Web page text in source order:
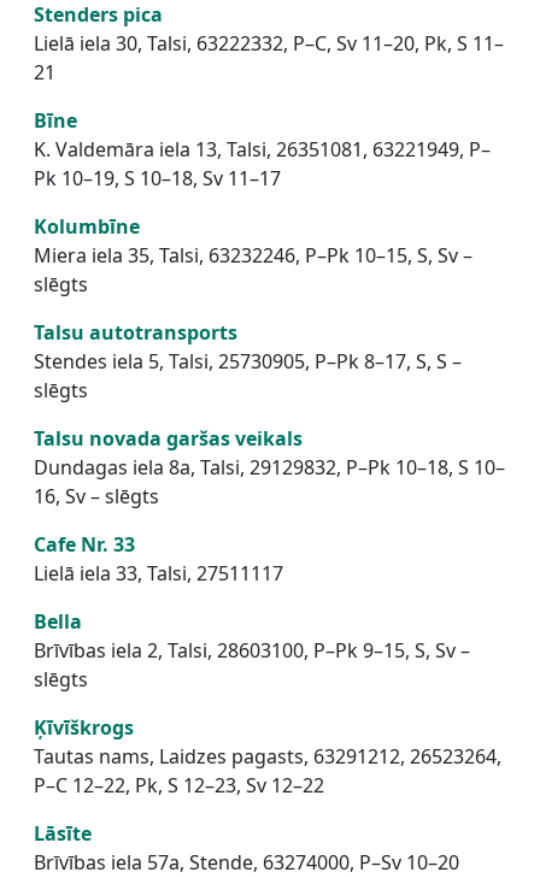
Stenders pica
Lielā iela 30, Talsi, 63222332, P–C, Sv 11–20, Pk, S 11–
21
Bīne
K. Valdemāra iela 13, Talsi, 26351081, 63221949, P–
Pk 10–19, S 10–18, Sv 11–17
Kolumbīne
Miera iela 35, Talsi, 63232246, P–Pk 10–15, S, Sv –
slēgts
Talsu autotransports
Stendes iela 5, Talsi, 25730905, P–Pk 8–17, S, S –
slēgts
Talsu novada garšas veikals
Dundagas iela 8a, Talsi, 29129832, P–Pk 10–18, S 10–
16, Sv – slēgts
Cafe Nr. 33
Lielā iela 33, Talsi, 27511117
Bella
Brīvības iela 2, Talsi, 28603100, P–Pk 9–15, S, Sv –
slēgts
Ķīvīškrogs
Tautas nams, Laidzes pagasts, 63291212, 26523264,
P–C 12–22, Pk, S 12–23, Sv 12–22
Lāsīte
Brīvības iela 57a, Stende, 63274000, P–Sv 10–20